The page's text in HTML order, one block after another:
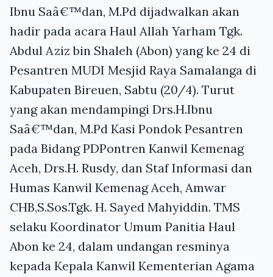
Ibnu Saâ€™dan, M.Pd dijadwalkan akan
hadir pada acara Haul Allah Yarham Tgk.
Abdul Aziz bin Shaleh (Abon) yang ke 24 di
Pesantren MUDI Mesjid Raya Samalanga di
Kabupaten Bireuen, Sabtu (20/4). Turut
yang akan mendampingi Drs.H.Ibnu
Saâ€™dan, M.Pd Kasi Pondok Pesantren
pada Bidang PDPontren Kanwil Kemenag
Aceh, Drs.H. Rusdy, dan Staf Informasi dan
Humas Kanwil Kemenag Aceh, Amwar
CHB,S.Sos.Tgk. H. Sayed Mahyiddin. TMS
selaku Koordinator Umum Panitia Haul
Abon ke 24, dalam undangan resminya
kepada Kepala Kanwil Kementerian Agama